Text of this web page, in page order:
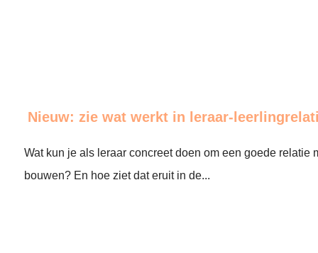
Nieuw: zie wat werkt in leraar-
Wat kun je als leraar concreet doen om een goede relatie
bouwen? En hoe ziet dat eruit in de...